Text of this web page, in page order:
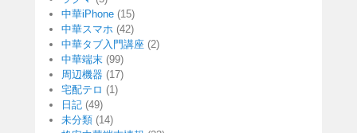
中華iPhone (15)
中華スマホ (42)
中華タブ入門講座 (2)
中華端末 (99)
周辺機器 (17)
宅配テロ (1)
日記 (49)
未分類 (14)